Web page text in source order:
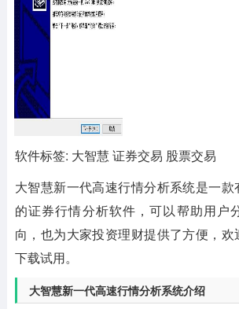
软件标签: 大智慧 证券交易 股票交易
大智慧新一代高速行情分析系统是一款
的证券行情分析软件，可以帮助用户
向，也为大家投资理财提供了方便，
下载试用。
大智慧新一代高速行情分析系统介绍